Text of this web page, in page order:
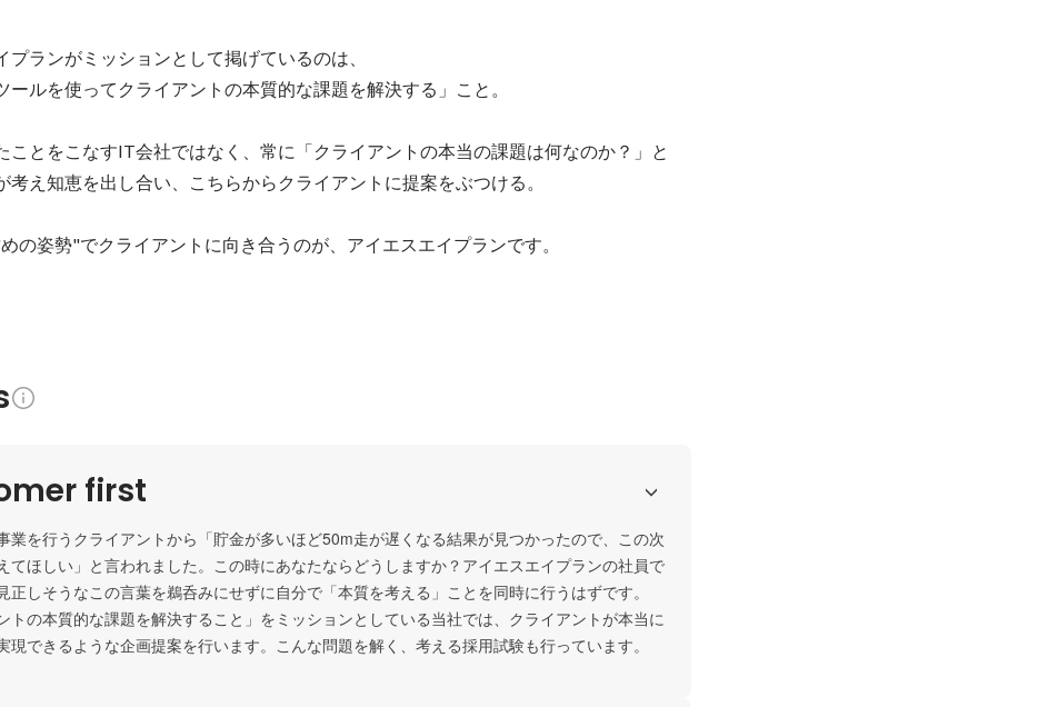
プランがミッションとして掲げているのは、
ールを使ってクライアントの本質的な課題を解決する」こと。
ことをこなすIT会社ではなく、常に「クライアントの本当の課題は何なのか？」と
考え知恵を出し合い、こちらからクライアントに提案をぶつける。
の姿勢"でクライアントに向き合うのが、アイエスエイプランです。
first
業を行うクライアントから「貯金が多いほど50m走が遅くなる結果が見つかったので、この次
てほしい」と言われました。この時にあなたならどうしますか？アイエスエイプランの社員で
正しそうなこの言葉を鵜呑みにせずに自分で「本質を考える」ことを同時に行うはずです。
トの本質的な課題を解決すること」をミッションとしている当社では、クライアントが本当に
現できるような企画提案を行います。こんな問題を解く、考える採用試験も行っています。